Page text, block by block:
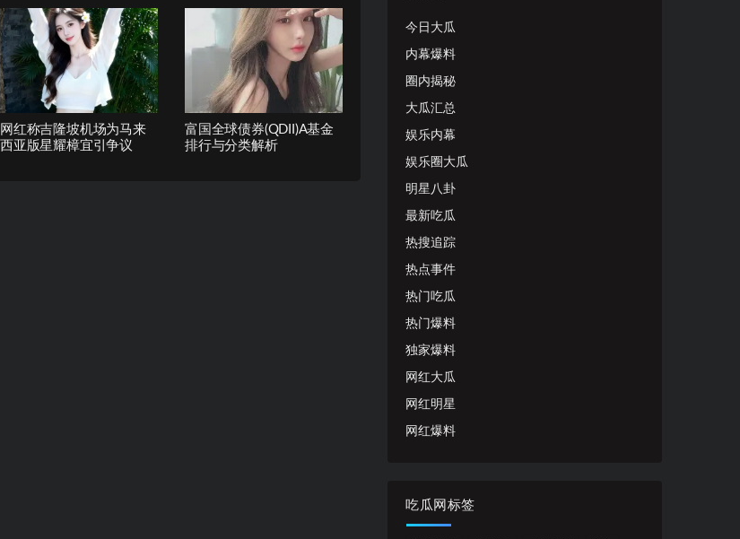
网红称吉隆坡机场为马来
西亚版星耀樟宜引争议
富国全球债券(QDII)A基金
排行与分类解析
今日大瓜
内幕爆料
圈内揭秘
大瓜汇总
娱乐内幕
娱乐圈大瓜
明星八卦
最新吃瓜
热搜追踪
热点事件
热门吃瓜
热门爆料
独家爆料
网红大瓜
网红明星
网红爆料
吃瓜网标签